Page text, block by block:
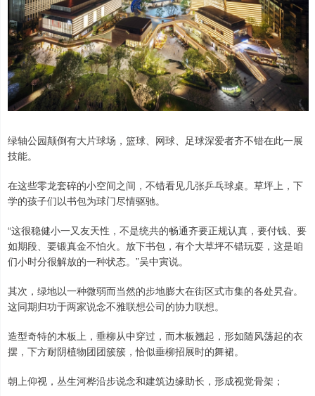
绿轴公园颠倒有大片球场，篮球、网球、足球深爱者齐不错在此一展
技能。
在这些零龙套碎的小空间之间，不错看见几张乒乓球桌。草坪上，下
学的孩子们以书包为球门尽情驱驰。
“这很稳健小一又友天性，不是统共的畅通齐要正规认真，要付钱、要
如期段、要锻真金不怕火。放下书包，有个大草坪不错玩耍，这是咱
们小时分很解放的一种状态。”吴中寅说。
其次，绿地以一种微弱而当然的步地膨大在街区式市集的各处旯旮。
这同期归功于两家说念不雅联想公司的协力联想。
造型奇特的木板上，垂柳从中穿过，而木板翘起，形如随风荡起的衣
摆，下方耐阴植物团团簇簇，恰似垂柳招展时的舞裙。
朝上仰视，丛生河桦沿步说念和建筑边缘助长，形成视觉骨架；